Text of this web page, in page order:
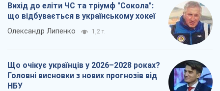
Вихід до еліти ЧС та тріумф "Сокола":
що відбувається в українському хокеї
Олександр Липенко 1,2 т.
Що очікує українців у 2026–2028 роках?
Головні висновки з нових прогнозів від
НБУ